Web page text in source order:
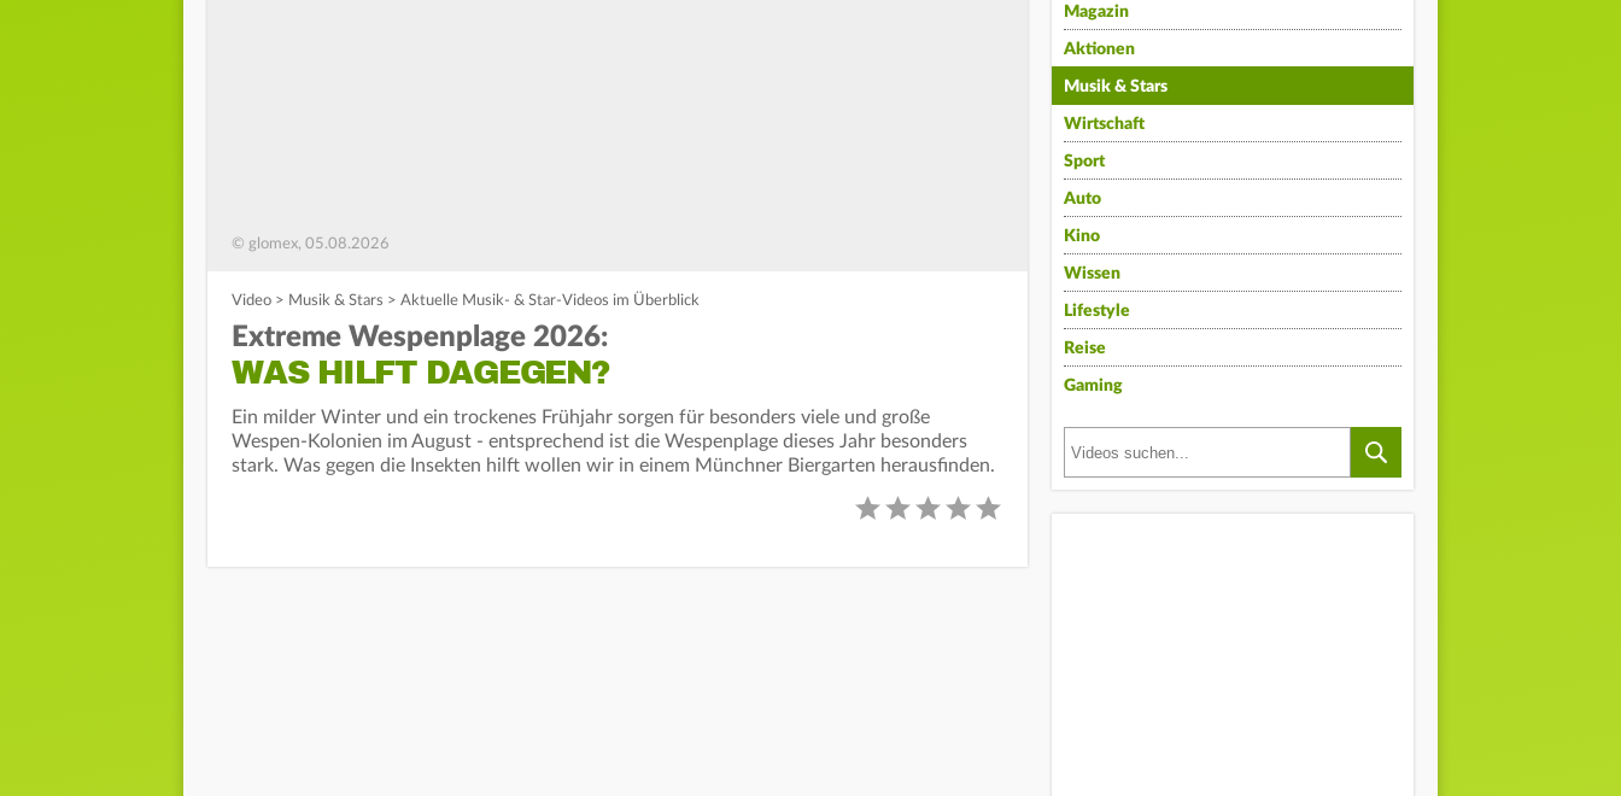
© glomex, 05.08.2026
Video > Musik & Stars > Aktuelle Musik- & Star-Videos im Überblick
Extreme Wespenplage 2026:
WAS HILFT DAGEGEN?
Ein milder Winter und ein trockenes Frühjahr sorgen für besonders viele und große
Wespen-Kolonien im August - entsprechend ist die Wespenplage dieses Jahr besonders
stark. Was gegen die Insekten hilft wollen wir in einem Münchner Biergarten herausfinden.
Magazin
Aktionen
Musik & Stars
Wirtschaft
Sport
Auto
Kino
Wissen
Lifestyle
Reise
Gaming